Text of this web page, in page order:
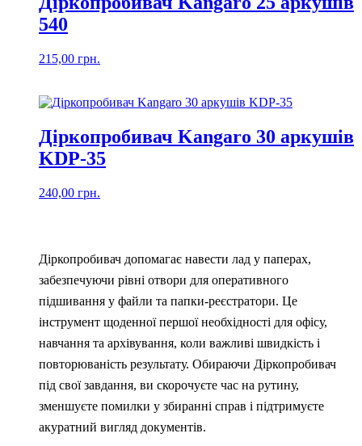
540
215,00 грн.
Діркопробивач Kangaro 30 аркушів
KDP-35
240,00 грн.
Діркопробивач допомагає навести лад у паперах,
забезпечуючи рівні отвори для оперативного
підшивання у файли та папки-реєстратори. Це
інструмент щоденної першої необхідності для офісу,
навчання та архівування, коли важливі швидкість і
повторюваність результату. Обираючи Діркопробивач
під свої завдання, ви скорочуєте час на рутину,
зменшуєте помилки у збиранні справ і підтримуєте
акуратний вигляд документів.